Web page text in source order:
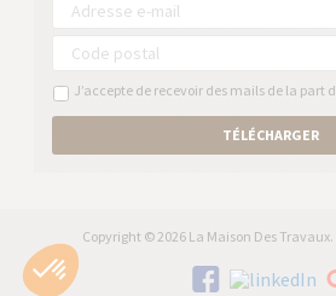
J’accepte de recevoir des mails de la part
TÉLÉCHARGER
Copyright © 2026 La Maison Des